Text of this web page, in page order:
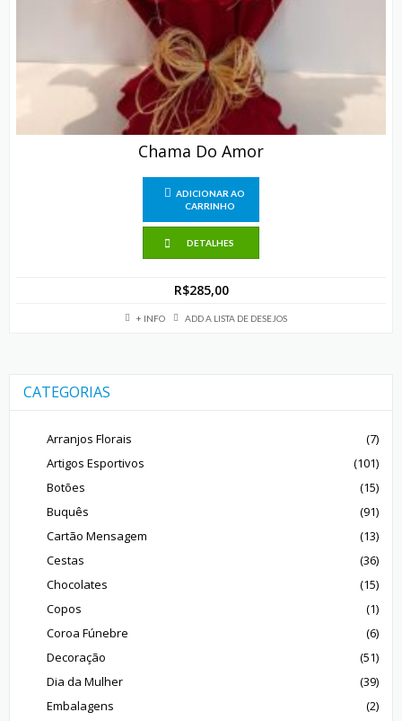
Chama Do Amor
ADICIONAR AO
CARRINHO
DETALHES
R$285,00
+ INFO ADD A LISTA DE DESEJOS
CATEGORIAS
Arranjos Florais
(7)
Artigos Esportivos
(101)
Botões
(15)
Buquês
(91)
Cartão Mensagem
(13)
Cestas
(36)
Chocolates
(15)
Copos
(1)
Coroa Fúnebre
(6)
Decoração
(51)
Dia da Mulher
(39)
Embalagens
(2)